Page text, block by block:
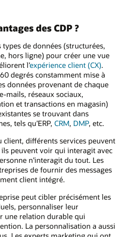
des CDP ?
de données (structurées,
hors ligne) pour créer une vue
l’expérience client (CX).
degrés constamment mise à
données provenant de chaque
mails, réseaux sociaux,
et transactions en magasin)
se trouvant dans
tels qu’ERP, CRM, DMP, etc.
client, différents services peuvent
peuvent voir qui interagit avec
n’interagit du tout. Les
de fournir des messages
client intégré.
peut cibler précisément les
personnaliser leur
une relation durable qui
La personnalisation a aussi